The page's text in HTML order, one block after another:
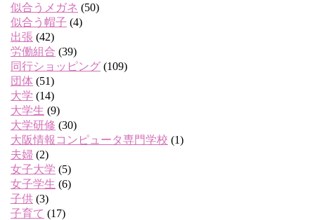
似合うメガネ (50)
似合う帽子 (4)
出張 (42)
労働組合 (39)
同行ショッピング (109)
団体 (51)
大学 (14)
大学生 (9)
大学研修 (30)
大阪情報コンピュータ専門学校 (1)
夫婦 (2)
女子大学 (5)
女子学生 (6)
子供 (3)
子育て (17)